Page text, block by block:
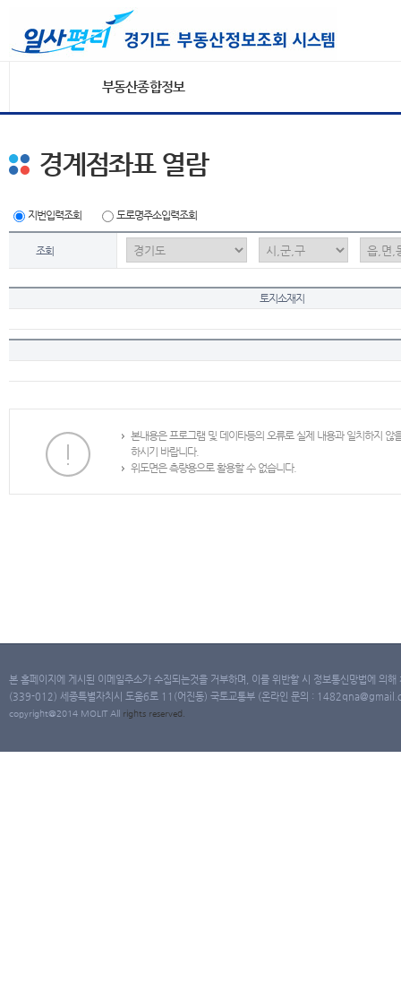
부동산종합정보
경계점좌표 열람
지번입력조회 도로명주소입력조회
조회
토지소재지
본내용은 프로그램 및 데이타등의 오류로 실제 내용과 일치하지
하시기 바랍니다.
위도면은 측량용으로 활용할 수 없습니다.
본 홈페이지에 게시된 이메일주소가 수집되는것을 거부하며, 이를 위반할 시 정보통신망법에 의
(339-012) 세종특별자치시 도움6로 11(어진동) 국토교통부 (온라인 문의 :
copyright@2014 MOLIT All rights reserved.